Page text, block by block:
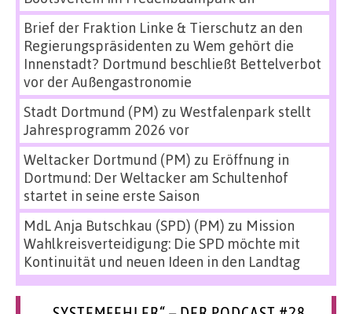
Brief der Fraktion Linke & Tierschutz an den
Regierungspräsidenten zu Wem gehört die
Innenstadt? Dortmund beschließt Bettelverbot
vor der Außengastronomie
Stadt Dortmund (PM) zu Westfalenpark stellt
Jahresprogramm 2026 vor
Weltacker Dortmund (PM) zu Eröffnung in
Dortmund: Der Weltacker am Schultenhof
startet in seine erste Saison
MdL Anja Butschkau (SPD) (PM) zu Mission
Wahlkreisverteidigung: Die SPD möchte mit
Kontinuität und neuen Ideen in den Landtag